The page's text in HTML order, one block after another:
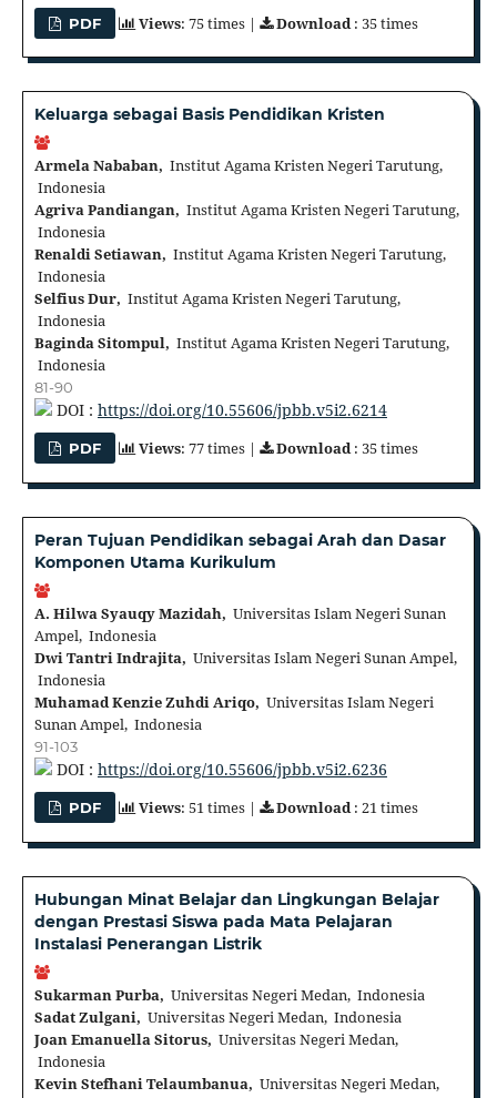
PDF Views: 75 times | Download: 35 times
Keluarga sebagai Basis Pendidikan Kristen
Armela Nababan, Institut Agama Kristen Negeri Tarutung,
Indonesia
Agriva Pandiangan, Institut Agama Kristen Negeri Tarutung,
Indonesia
Renaldi Setiawan, Institut Agama Kristen Negeri Tarutung,
Indonesia
Selfius Dur, Institut Agama Kristen Negeri Tarutung,
Indonesia
Baginda Sitompul, Institut Agama Kristen Negeri Tarutung,
Indonesia
81-90
DOI : https://doi.org/10.55606/jpbb.v5i2.6214
PDF Views: 77 times | Download: 35 times
Peran Tujuan Pendidikan sebagai Arah dan Dasar
Komponen Utama Kurikulum
A. Hilwa Syauqy Mazidah, Universitas Islam Negeri Sunan
Ampel, Indonesia
Dwi Tantri Indrajita, Universitas Islam Negeri Sunan Ampel,
Indonesia
Muhamad Kenzie Zuhdi Ariqo, Universitas Islam Negeri
Sunan Ampel, Indonesia
91-103
DOI : https://doi.org/10.55606/jpbb.v5i2.6236
PDF Views: 51 times | Download: 21 times
Hubungan Minat Belajar dan Lingkungan Belajar
dengan Prestasi Siswa pada Mata Pelajaran
Instalasi Penerangan Listrik
Sukarman Purba, Universitas Negeri Medan, Indonesia
Sadat Zulgani, Universitas Negeri Medan, Indonesia
Joan Emanuella Sitorus, Universitas Negeri Medan,
Indonesia
Kevin Stefhani Telaumbanua, Universitas Negeri Medan,